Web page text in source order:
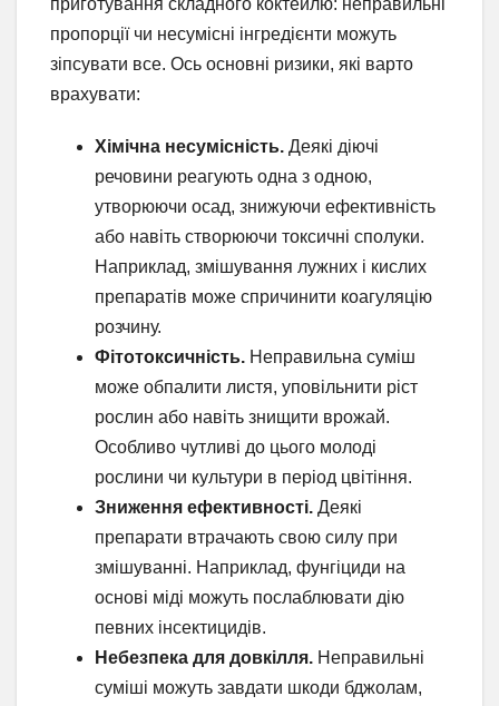
пропорції чи несумісні інгредієнти можуть
зіпсувати все. Ось основні ризики, які варто
врахувати:
Хімічна несумісність. Деякі діючі
речовини реагують одна з одною,
утворюючи осад, знижуючи ефективність
або навіть створюючи токсичні сполуки.
Наприклад, змішування лужних і кислих
препаратів може спричинити коагуляцію
розчину.
Фітотоксичність. Неправильна суміш
може обпалити листя, уповільнити ріст
рослин або навіть знищити врожай.
Особливо чутливі до цього молоді
рослини чи культури в період цвітіння.
Зниження ефективності. Деякі
препарати втрачають свою силу при
змішуванні. Наприклад, фунгіциди на
основі міді можуть послаблювати дію
певних інсектицидів.
Небезпека для довкілля. Неправильні
суміші можуть завдати шкоди бджолам,